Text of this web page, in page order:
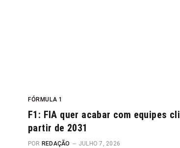
FÓRMULA 1
F1: FIA quer acabar com equipes
partir de 2031
POR REDAÇÃO JULHO 7, 2026